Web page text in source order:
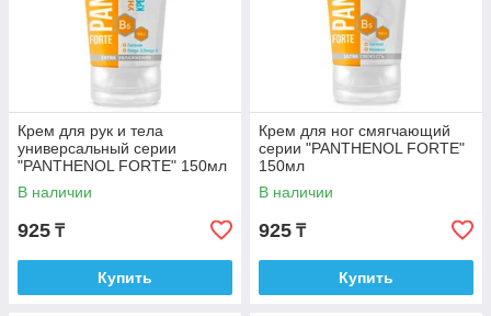
Крем для рук и тела
универсальный серии
"PANTHENOL FORTE" 150мл
В наличии
925 ₸
Купить
Крем для ног смягчающий
серии "PANTHENOL FORTE"
150мл
В наличии
925 ₸
Купить